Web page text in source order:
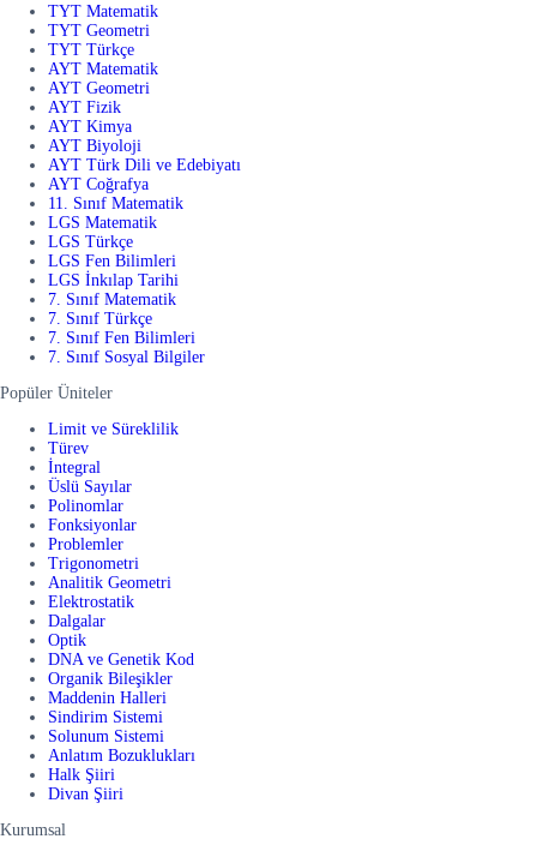
TYT Matematik
TYT Geometri
TYT Türkçe
AYT Matematik
AYT Geometri
AYT Fizik
AYT Kimya
AYT Biyoloji
AYT Türk Dili ve Edebiyatı
AYT Coğrafya
11. Sınıf Matematik
LGS Matematik
LGS Türkçe
LGS Fen Bilimleri
LGS İnkılap Tarihi
7. Sınıf Matematik
7. Sınıf Türkçe
7. Sınıf Fen Bilimleri
7. Sınıf Sosyal Bilgiler
Popüler Üniteler
Limit ve Süreklilik
Türev
İntegral
Üslü Sayılar
Polinomlar
Fonksiyonlar
Problemler
Trigonometri
Analitik Geometri
Elektrostatik
Dalgalar
Optik
DNA ve Genetik Kod
Organik Bileşikler
Maddenin Halleri
Sindirim Sistemi
Solunum Sistemi
Anlatım Bozuklukları
Halk Şiiri
Divan Şiiri
Kurumsal